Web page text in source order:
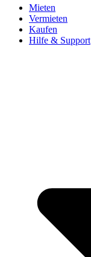
Mieten
Vermieten
Kaufen
Hilfe & Support